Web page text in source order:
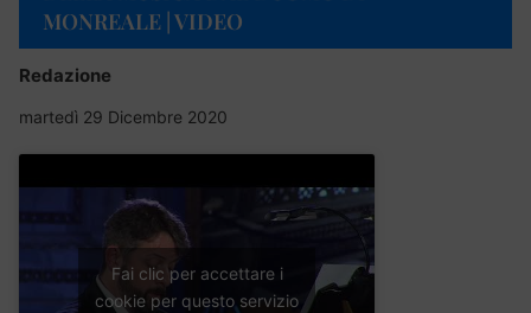
MONREALE | VIDEO
Redazione
martedì 29 Dicembre 2020
Fai clic per accettare i
cookie per questo servizio